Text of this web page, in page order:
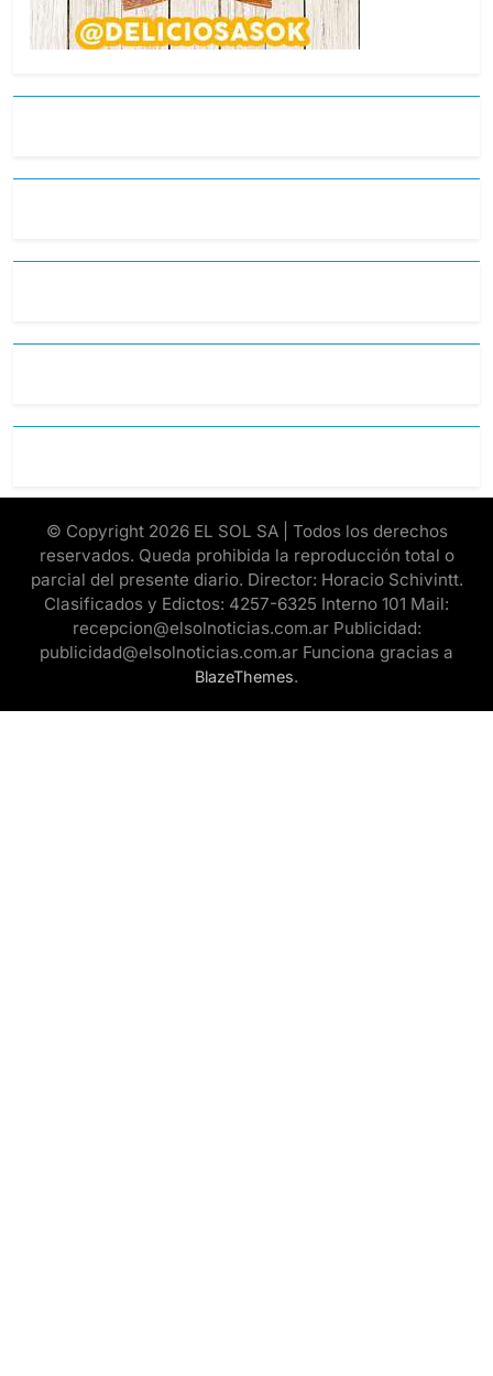
© Copyright 2026 EL SOL SA | Todos los derechos
reservados. Queda prohibida la reproducción total o
parcial del presente diario. Director: Horacio Schivintt.
Clasificados y Edictos: 4257-6325 Interno 101 Mail:
recepcion@elsolnoticias.com.ar Publicidad:
publicidad@elsolnoticias.com.ar Funciona gracias a
BlazeThemes.